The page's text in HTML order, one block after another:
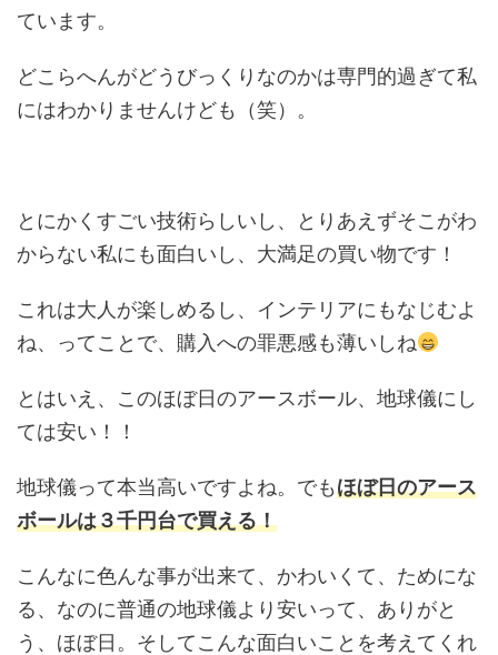
ています。
どこらへんがどうびっくりなのかは専門的過ぎて私
にはわかりませんけども（笑）。
とにかくすごい技術らしいし、とりあえずそこがわ
からない私にも面白いし、大満足の買い物です！
これは大人が楽しめるし、インテリアにもなじむよ
ね、ってことで、購入への罪悪感も薄いしね
とはいえ、このほぼ日のアースボール、地球儀にし
ては安い！！
地球儀って本当高いですよね。でもほぼ日のアース
ボールは３千円台で買える！
こんなに色んな事が出来て、かわいくて、ためにな
る、なのに普通の地球儀より安いって、ありがと
う、ほぼ日。そしてこんな面白いことを考えてくれ